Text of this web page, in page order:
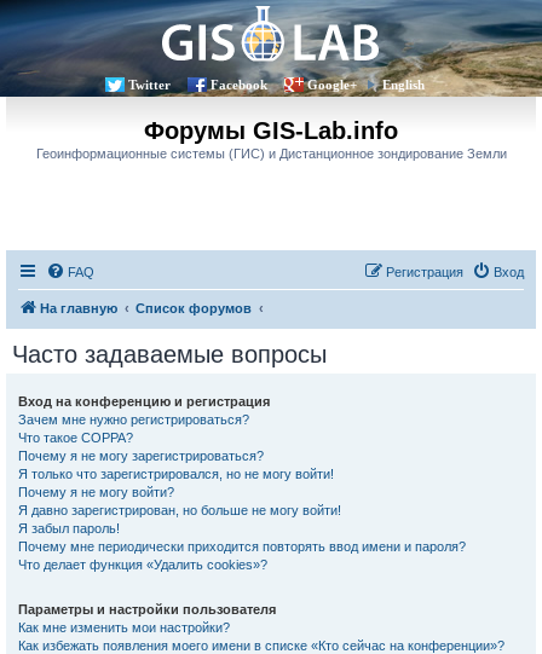
Twitter Facebook Google+ English
Форумы GIS-Lab.info
Геоинформационные системы (ГИС) и Дистанционное зондирование Земли
FAQ Вход
Регистрация
На главную Список форумов
Часто задаваемые вопросы
Вход на конференцию и регистрация
Зачем мне нужно регистрироваться?
Что такое COPPA?
Почему я не могу зарегистрироваться?
Я только что зарегистрировался, но не могу войти!
Почему я не могу войти?
Я давно зарегистрирован, но больше не могу войти!
Я забыл пароль!
Почему мне периодически приходится повторять ввод имени и пароля?
Что делает функция «Удалить cookies»?
Параметры и настройки пользователя
Как мне изменить мои настройки?
Как избежать появления моего имени в списке «Кто сейчас на конференции»?